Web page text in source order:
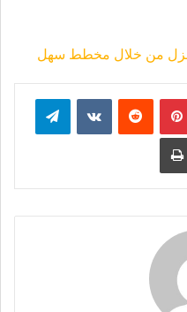
من خلال مخطط سهل
بينتيريست
‏Reddit
‏VKontakte تيلقرام
طباعة